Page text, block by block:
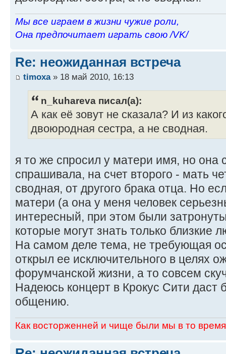
Мы все играем в жизни чужие роли,
Она предпочитает играть свою /VK/
Re: неожиданная встреча
timoxa» 18 май 2010, 16:13
n_kuhareva писал(а):
А как её зовут не сказала? И из
двоюродная сестра, а не сводная.
я то же спросил у матери имя, но она
спрашивала, на счет второго - мать
сводная, от другого брака отца. Но
матери (а она у меня человек
интересный, при этом были
которые могут знать только близкие
На самом деле тема, не требующая
открыл ее исключительного в целях
форумчанской жизни, а то совсем
Надеюсь концерт в Крокус Сити даст
общению.
Как восторженней и чище были мы в то